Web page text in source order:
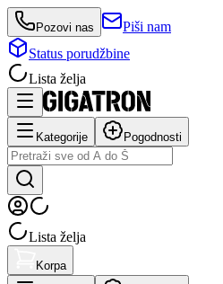
Pozovi nas
Piši nam
Status porudžbine
Lista želja
Kategorije Pogodnosti
Lista želja
Korpa